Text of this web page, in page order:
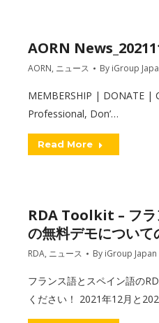
AORN
AORN, ニュース By iGroup
MEMBERSHIP | DONATE |
Professional, Don’…
Read More
RDA Toolkit – フラ
の無料デモについて
RDA, ニュース By iGroup Japan
フランス語とスペイン語の
ください！ 2021年12月と